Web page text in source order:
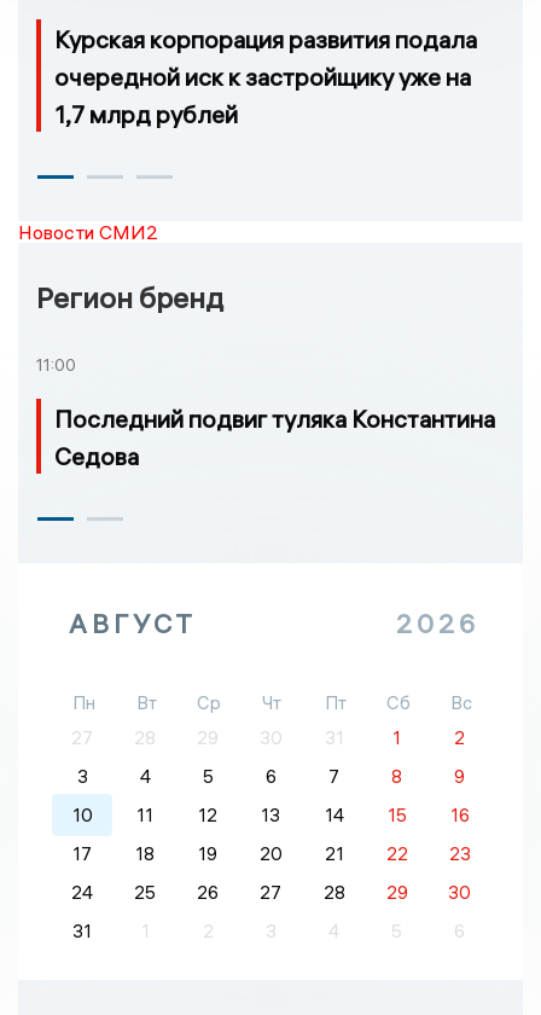
Курская корпорация развития подала
очередной иск к застройщику уже на
1,7 млрд рублей
Новости СМИ2
Регион бренд
11:00
Последний подвиг туляка Константина
Седова
АВГУСТ 2026
Пн Вт Ср Чт Пт Сб
Вс
27
28 29 30 31 1
2
3
4 5 6 7 8
9
10
11 12 13 14 15
16
17
18 19 20 21 22
23
24
25 26 27 28 29
30
31
1 2 3 4 5 6